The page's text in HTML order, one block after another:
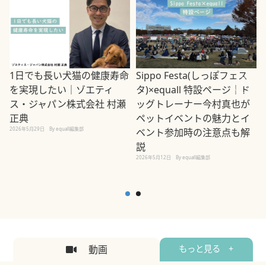
1日でも長い犬猫の健康寿命
を実現したい｜ゾエティ
ス・ジャパン株式会社 村瀬
正典
2026年5月29日 By equall編集部
Sippo Festa(しっぽフェス
タ)×equall 特設ページ｜ド
ッグトレーナー今村真也が
ペットイベントの魅力とイ
ベント参加時の注意点も解
説
2026年5月12日 By equall編集部
動画 もっと見る +